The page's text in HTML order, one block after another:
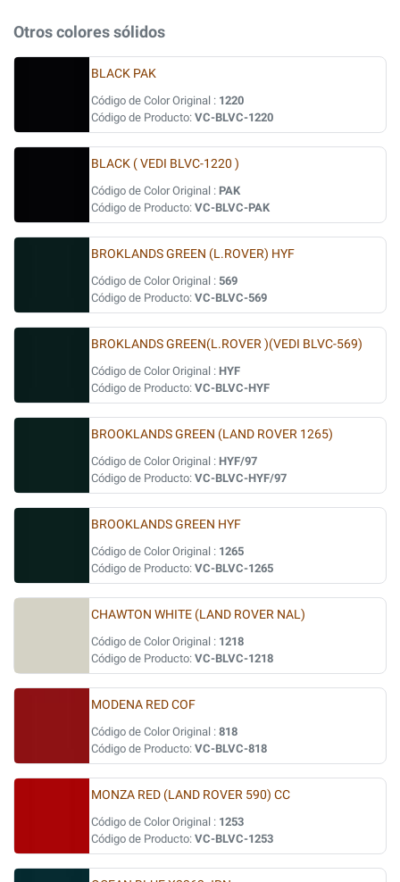
Otros colores sólidos
BLACK PAK
Código de Color Original : 1220
Código de Producto: VC-BLVC-1220
BLACK ( VEDI BLVC-1220 )
Código de Color Original : PAK
Código de Producto: VC-BLVC-PAK
BROKLANDS GREEN (L.ROVER) HYF
Código de Color Original : 569
Código de Producto: VC-BLVC-569
BROKLANDS GREEN(L.ROVER )(VEDI BLVC-569)
Código de Color Original : HYF
Código de Producto: VC-BLVC-HYF
BROOKLANDS GREEN (LAND ROVER 1265)
Código de Color Original : HYF/97
Código de Producto: VC-BLVC-HYF/97
BROOKLANDS GREEN HYF
Código de Color Original : 1265
Código de Producto: VC-BLVC-1265
CHAWTON WHITE (LAND ROVER NAL)
Código de Color Original : 1218
Código de Producto: VC-BLVC-1218
MODENA RED COF
Código de Color Original : 818
Código de Producto: VC-BLVC-818
MONZA RED (LAND ROVER 590) CC
Código de Color Original : 1253
Código de Producto: VC-BLVC-1253